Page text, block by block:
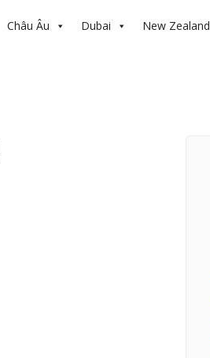
Châu Âu Dubai New Zealand